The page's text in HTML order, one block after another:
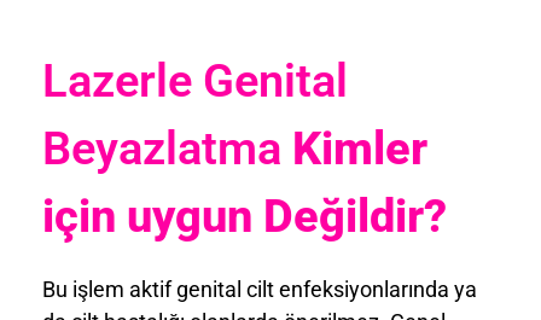
Lazerle Genital
Beyazlatma Kimler
için uygun Değildir?
Bu işlem aktif genital cilt enfeksiyonlarında ya